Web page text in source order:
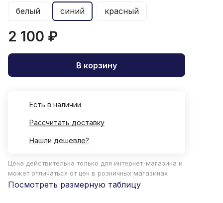
белый синий красный
2 100 ₽
В корзину
Есть в наличии
Рассчитать доставку
Нашли дешевле?
Цена действительна только для интернет-магазина и
может отличаться от цен в розничных магазинах
Посмотреть размерную таблицу